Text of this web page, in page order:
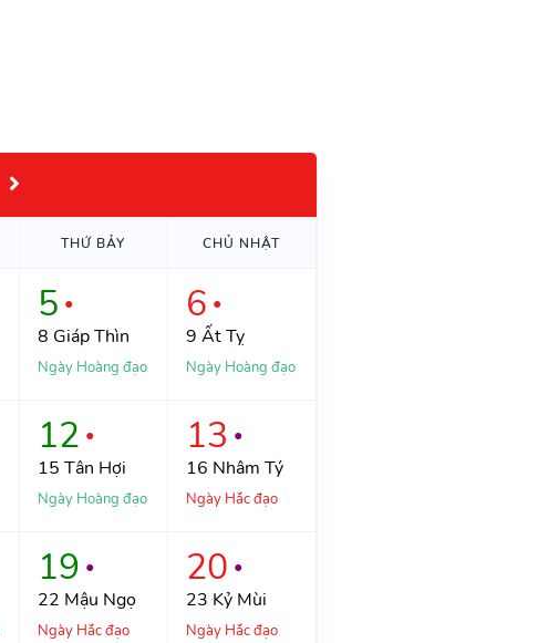
THỨ BẢY CHỦ NHẬT
5 ●
8 Giáp Thìn
Ngày Hoàng đạo
6 ●
9 Ất Tỵ
Ngày Hoàng đạo
12 ●
15 Tân Hợi
Ngày Hoàng đạo
13 ●
16 Nhâm Tý
Ngày Hắc đạo
19 ●
22 Mậu Ngọ
Ngày Hắc đạo
20 ●
23 Kỷ Mùi
Ngày Hắc đạo